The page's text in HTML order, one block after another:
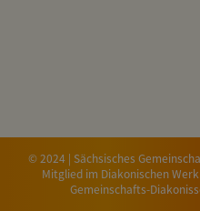
© 2024 | Sächsisches
Mitglied im Diakonischen
Gemeinschafts-